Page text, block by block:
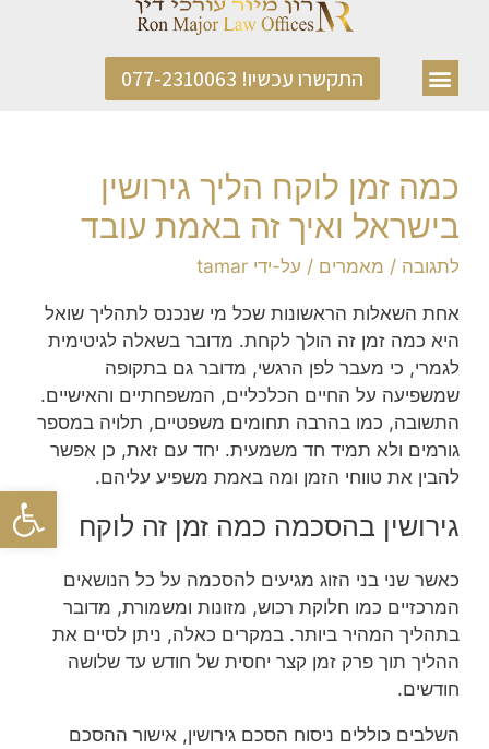
פתח
התקשרו עכשיו! 077-2310063
כמה זמן לוקח הליך גירושין
בישראל ואיך זה באמת עובד
לתגובה / מאמרים / על-ידי tamar
אחת השאלות הראשונות שכל מי שנכנס לתהליך שואל
היא כמה זמן זה הולך לקחת. מדובר בשאלה לגיטימית
לגמרי, כי מעבר לפן הרגשי, מדובר גם בתקופה
שמשפיעה על החיים הכלכליים, המשפחתיים והאישיים.
התשובה, כמו בהרבה תחומים משפטיים, תלויה במספר
גורמים ולא תמיד חד משמעית. יחד עם זאת, כן אפשר
להבין את טווחי הזמן ומה באמת משפיע עליהם.
גירושין בהסכמה כמה זמן זה לוקח
כאשר שני בני הזוג מגיעים להסכמה על כל הנושאים
המרכזיים כמו חלוקת רכוש, מזונות ומשמורת, מדובר
בתהליך המהיר ביותר. במקרים כאלה, ניתן לסיים את
ההליך תוך פרק זמן קצר יחסית של חודש עד שלושה
חודשים.
השלבים כוללים ניסוח הסכם גירושין, אישור ההסכם